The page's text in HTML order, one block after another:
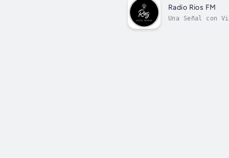
Radio Rios FM
Una Señal con